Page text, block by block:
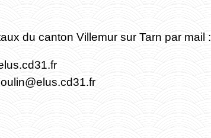
du canton Villemur sur Tarn par mail :